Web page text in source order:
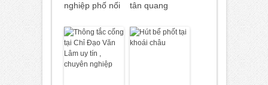
nghiệp phố nối
tân quang